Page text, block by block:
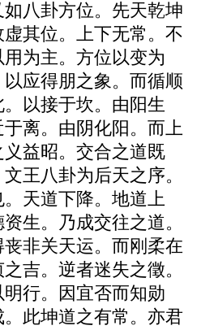
八卦方位。先天乾坤
其位。上下无常。不
为主。方位以变为
应得朋之象。而循顺
以接于坎。由阳生
离。由阴化阳。而上
益昭。交合之道既
王八卦为后天之序。
天道下降。地道上
生。乃成交往之道。
非关天运。而刚柔在
吉。逆者迷失之徵。
行。因宜否而知勋
此坤道之有常。亦君